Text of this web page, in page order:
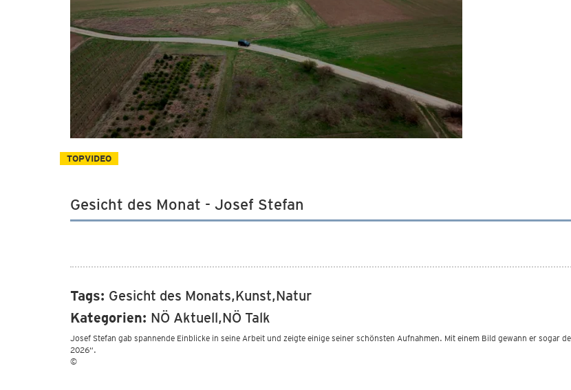
TOPVIDEO
Gesicht des Monat - Josef Stefan
Tags: Gesicht des Monats,Kunst,Natur
Kategorien: NÖ Aktuell,NÖ Talk
Josef Stefan gab spannende Einblicke in seine Arbeit und zeigte einige seiner schönsten Aufnahmen. Mit einem Bild gewann er sogar
2026“.
©